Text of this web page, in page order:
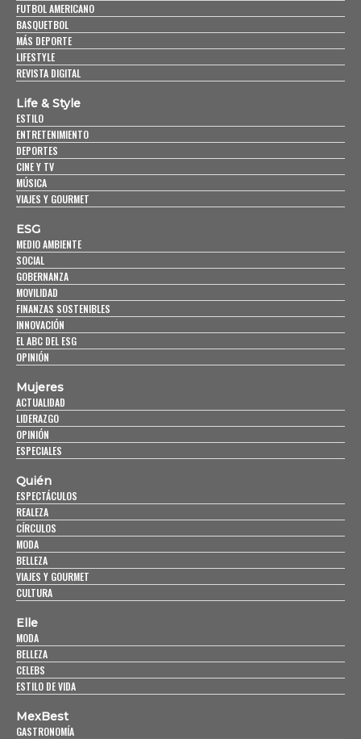
FUTBOL AMERICANO
BASQUETBOL
MÁS DEPORTE
LIFESTYLE
REVISTA DIGITAL
Life & Style
ESTILO
ENTRETENIMIENTO
DEPORTES
CINE Y TV
MÚSICA
VIAJES Y GOURMET
ESG
MEDIO AMBIENTE
SOCIAL
GOBERNANZA
MOVILIDAD
FINANZAS SOSTENIBLES
INNOVACIÓN
EL ABC DEL ESG
OPINIÓN
Mujeres
ACTUALIDAD
LIDERAZGO
OPINIÓN
ESPECIALES
Quién
ESPECTÁCULOS
REALEZA
CÍRCULOS
MODA
BELLEZA
VIAJES Y GOURMET
CULTURA
Elle
MODA
BELLEZA
CELEBS
ESTILO DE VIDA
MexBest
GASTRONOMÍA